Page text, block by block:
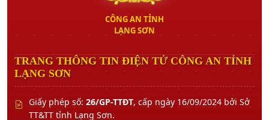
CÔNG AN TỈNH
LẠNG SƠN
TRANG THÔNG TIN ĐIỆN TỬ CÔNG AN TỈNH
LẠNG SƠN
Giấy phép số: 26/GP-TTĐT, cấp ngày 16/09/2024 bởi Sở
TT&TT tỉnh Lạng Sơn.